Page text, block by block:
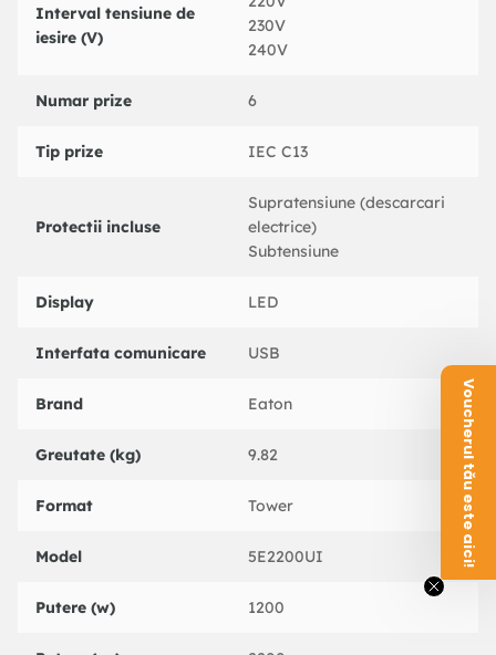
Directiva RoHS
Directiva DEEE
Directiva bateriilor
CERTIFICATE
IEC/EN 62040-2
EAC
ucrainean
Interval tensiune de
iesire (V)
230V
240V
Numar prize 6
Tip prize IEC C13
Protectii incluse
Supratensiune (descarcari
electrice)
Subtensiune
Display LED
Interfata comunicare USB
Brand Eaton
Greutate (kg) 9.82
Format Tower
Model 5E2200UI
Putere (w) 1200
Voucherul tău este aici!